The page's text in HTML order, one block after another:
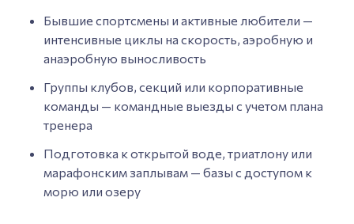
Бывшие спортсмены и активные любители —
интенсивные циклы на скорость, аэробную и
анаэробную выносливость
Группы клубов, секций или корпоративные
команды — командные выезды с учетом плана
тренера
Подготовка к открытой воде, триатлону или
марафонским заплывам — базы с доступом к
морю или озеру